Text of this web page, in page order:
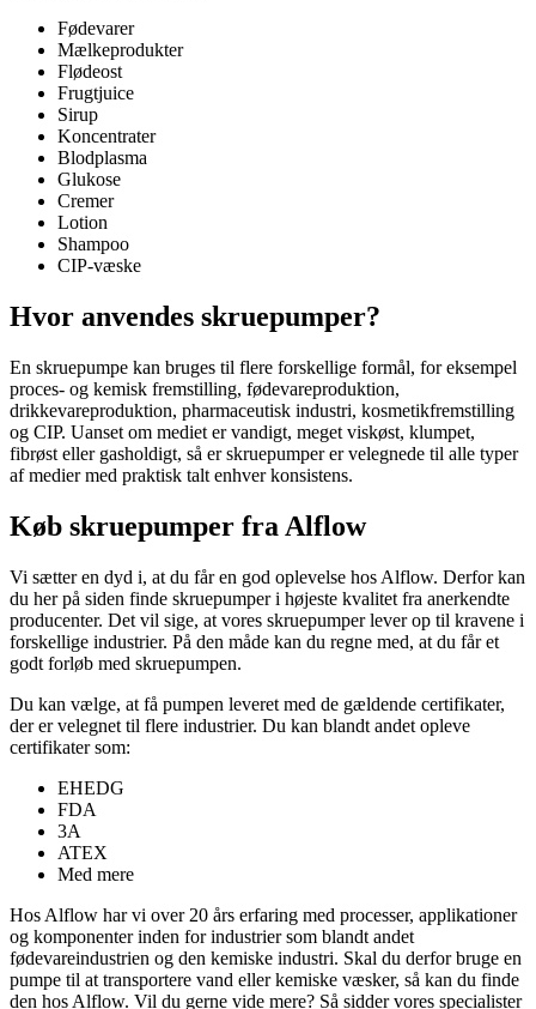
Fødevarer
Mælkeprodukter
Flødeost
Frugtjuice
Sirup
Koncentrater
Blodplasma
Glukose
Cremer
Lotion
Shampoo
CIP-væske
Hvor anvendes skruepumper?
En skruepumpe kan bruges til flere forskellige formål, for eksempel
proces- og kemisk fremstilling, fødevareproduktion,
drikkevareproduktion, pharmaceutisk industri, kosmetikfremstilling
og CIP. Uanset om mediet er vandigt, meget viskøst, klumpet,
fibrøst eller gasholdigt, så er skruepumper er velegnede til alle typer
af medier med praktisk talt enhver konsistens.
Køb skruepumper fra Alflow
Vi sætter en dyd i, at du får en god oplevelse hos Alflow. Derfor kan
du her på siden finde skruepumper i højeste kvalitet fra anerkendte
producenter. Det vil sige, at vores skruepumper lever op til kravene i
forskellige industrier. På den måde kan du regne med, at du får et
godt forløb med skruepumpen.
Du kan vælge, at få pumpen leveret med de gældende certifikater,
der er velegnet til flere industrier. Du kan blandt andet opleve
certifikater som:
EHEDG
FDA
3A
ATEX
Med mere
Hos Alflow har vi over 20 års erfaring med processer, applikationer
og komponenter inden for industrier som blandt andet
fødevareindustrien og den kemiske industri. Skal du derfor bruge en
pumpe til at transportere vand eller kemiske væsker, så kan du finde
den hos Alflow. Vil du gerne vide mere? Så sidder vores specialister